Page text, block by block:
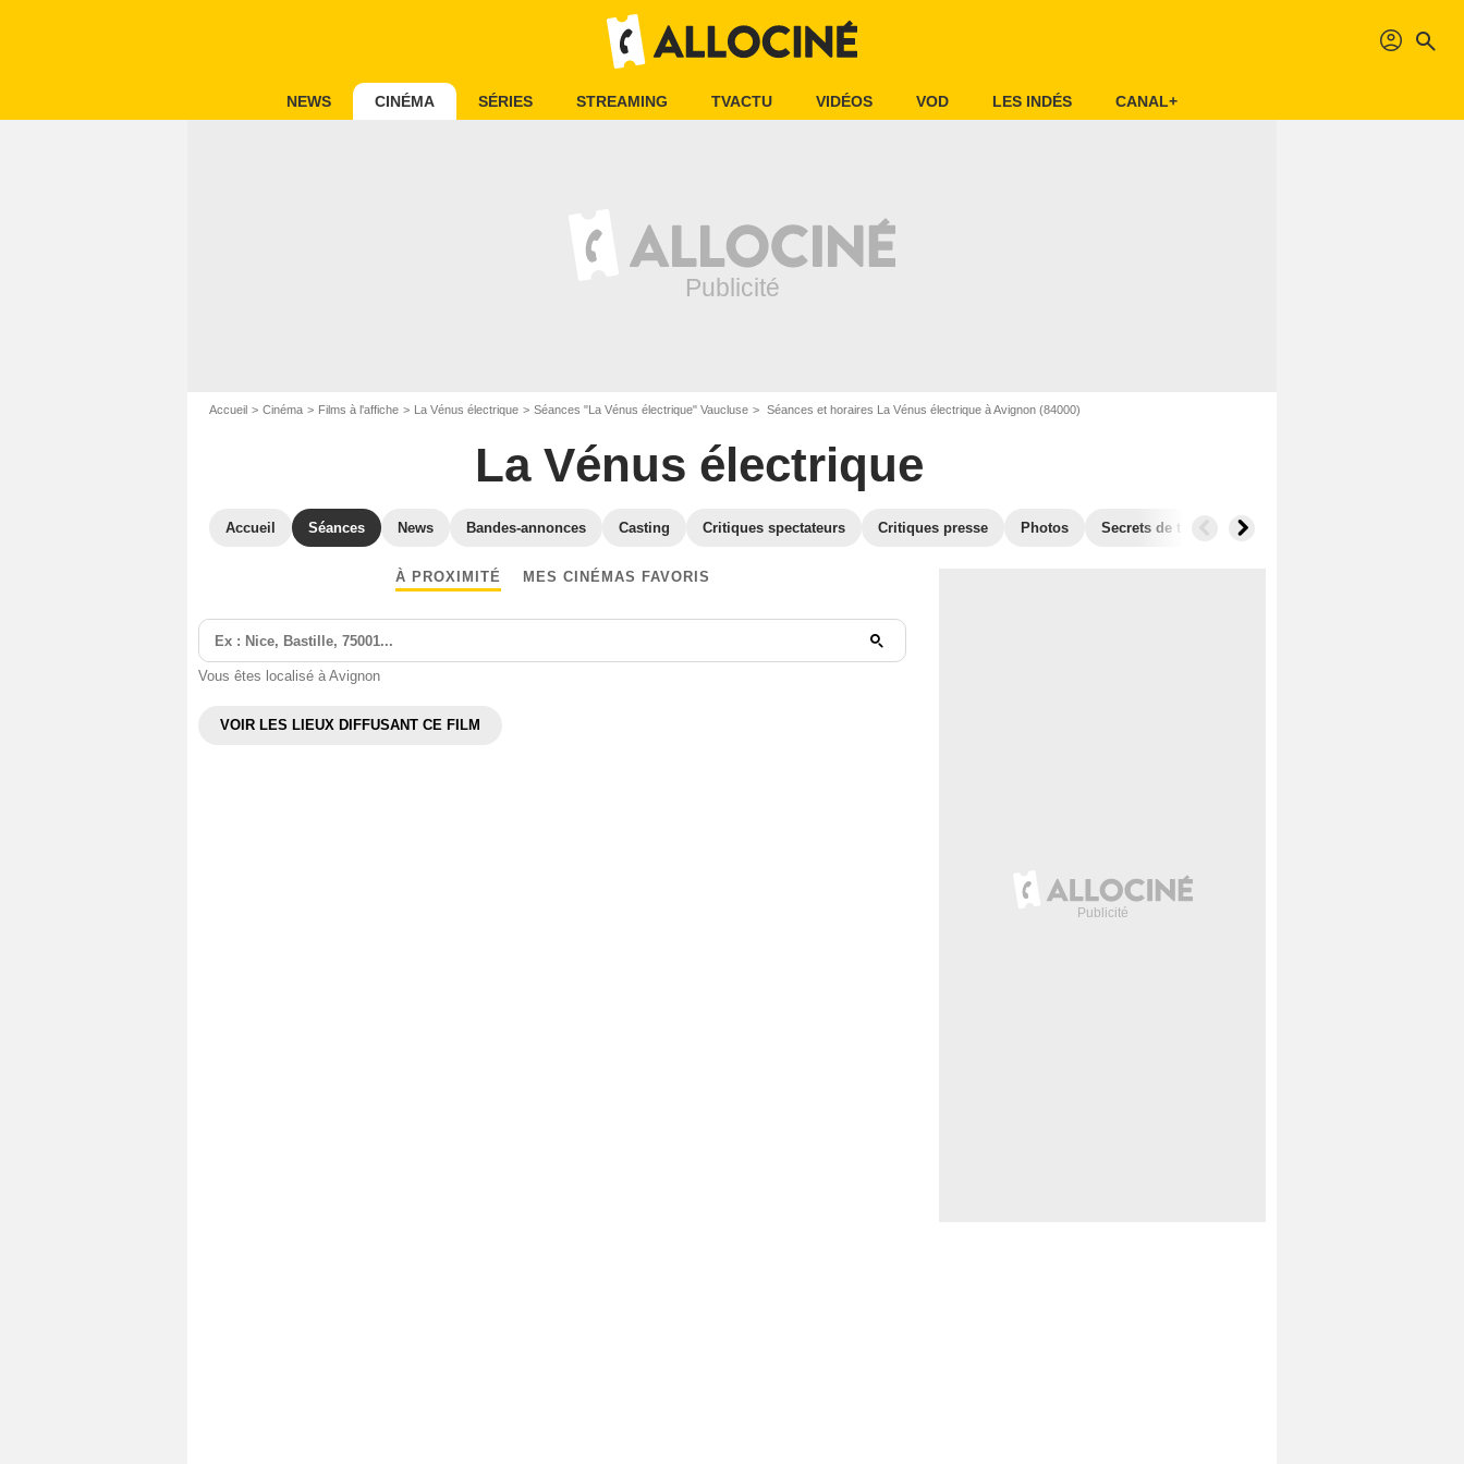
profil search
NEWS CINÉMA SÉRIES STREAMING TVACTU VIDÉOS VOD LES INDÉS CANAL+
Accueil Cinéma Films à l'affiche La Vénus électrique Séances "La Vénus électrique" Vaucluse Séances et horaires La Vénus électrique à Avignon (84000)
La Vénus électrique
Accueil Séances News Bandes-annonces Casting Critiques spectateurs Critiques presse Photos Secrets de tournage
À PROXIMITÉ MES CINÉMAS FAVORIS
Vous êtes localisé à Avignon
VOIR LES LIEUX DIFFUSANT CE FILM